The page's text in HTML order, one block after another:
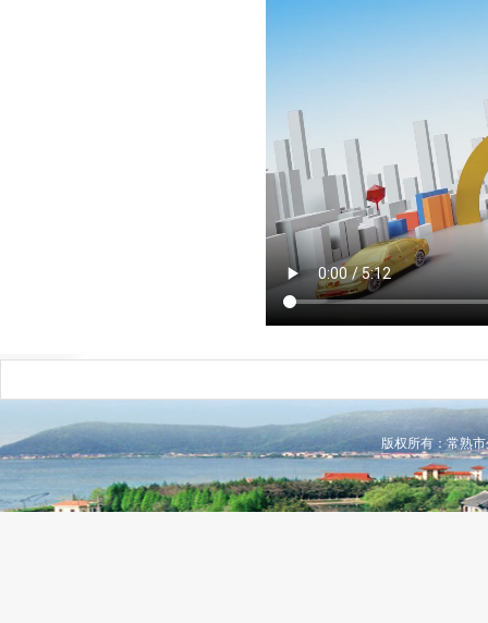
版权所有：常熟